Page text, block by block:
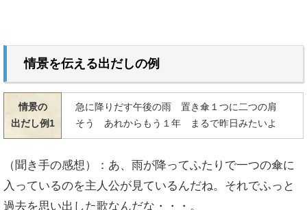
情景を伝える出だしの例
情景の
出だし例1
急に降りだす午後の雨 置き傘１つに二つの肩
そう あれからもう１年 まるで昨日みたいよ
（聞き手の感想）：あ、雨が降ってふたりで一つの傘に
入っているのを主人公が見ているんだね。それでふっと
過去を思い出した歌なんだな・・・。